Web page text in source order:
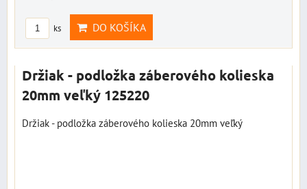
ks DO KOŠÍKA
Držiak - podložka záberového kolieska
20mm veľký 125220
Držiak - podložka záberového kolieska 20mm veľký